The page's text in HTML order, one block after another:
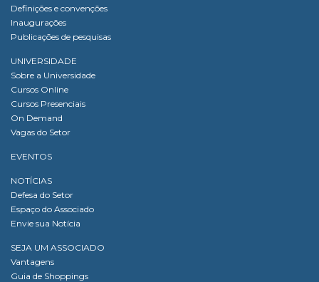
Definições e convenções
Inaugurações
Publicações de pesquisas
UNIVERSIDADE
Sobre a Universidade
Cursos Online
Cursos Presenciais
On Demand
Vagas do Setor
EVENTOS
NOTÍCIAS
Defesa do Setor
Espaço do Associado
Envie sua Notícia
SEJA UM ASSOCIADO
Vantagens
Guia de Shoppings